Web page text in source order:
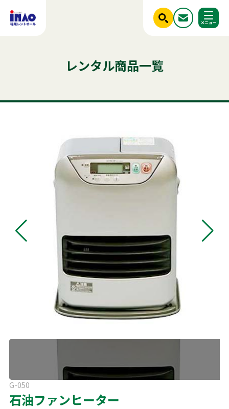
ご利用シーンから探す
はじめての方へ
レンタル規約
店舗情報
新着情報
実績紹介
お問い合わせ
よくある質問
プライバシーポリシー
092-589-0170
甘木店 0946-24-7622
※最終受付16:30まで
閉じる
テントテーブル発電機クーラー椅子ベンチフライヤー冷凍
商品ジャンルから探す ご利用シーンから探す
セット商品 照明機器
展示会用品 神事・セレモニー用品
模擬店用品
アミューズメント
パーティー用品
映像・音響機器 電化製品
レンタル商品一覧
石油ファンヒーター
G-050